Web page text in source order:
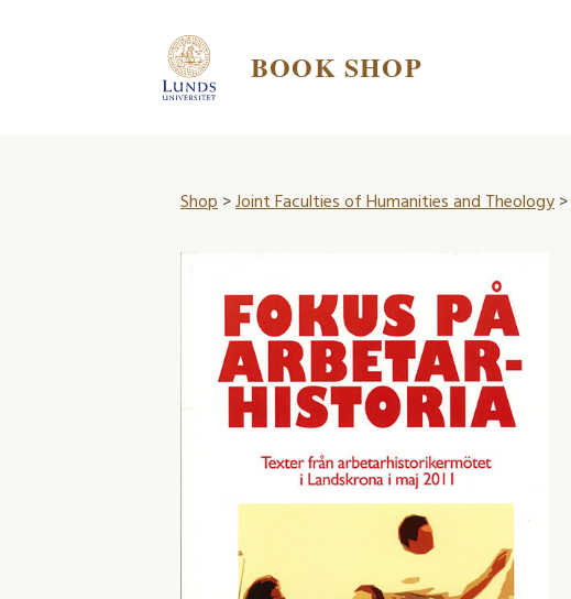
BOOK SHOP
Shop>Joint Faculties of Humanities and Theology>